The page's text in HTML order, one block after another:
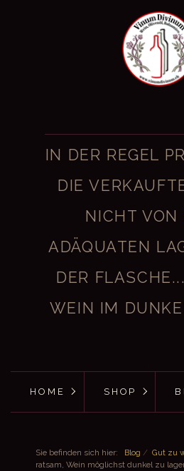
IN DER REGEL
DIE
NICHT VON
ADÄQUATEN
DER
WEIN IM
HOME SHOP
Sie befinden sich hier: Blog / Gut zu
ratsam, Wein möglichst dunkel zu